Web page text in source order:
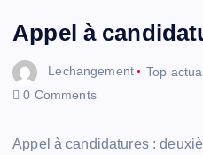
Appel à
Lechangement Top
0 Comments
Appel à candidatures :